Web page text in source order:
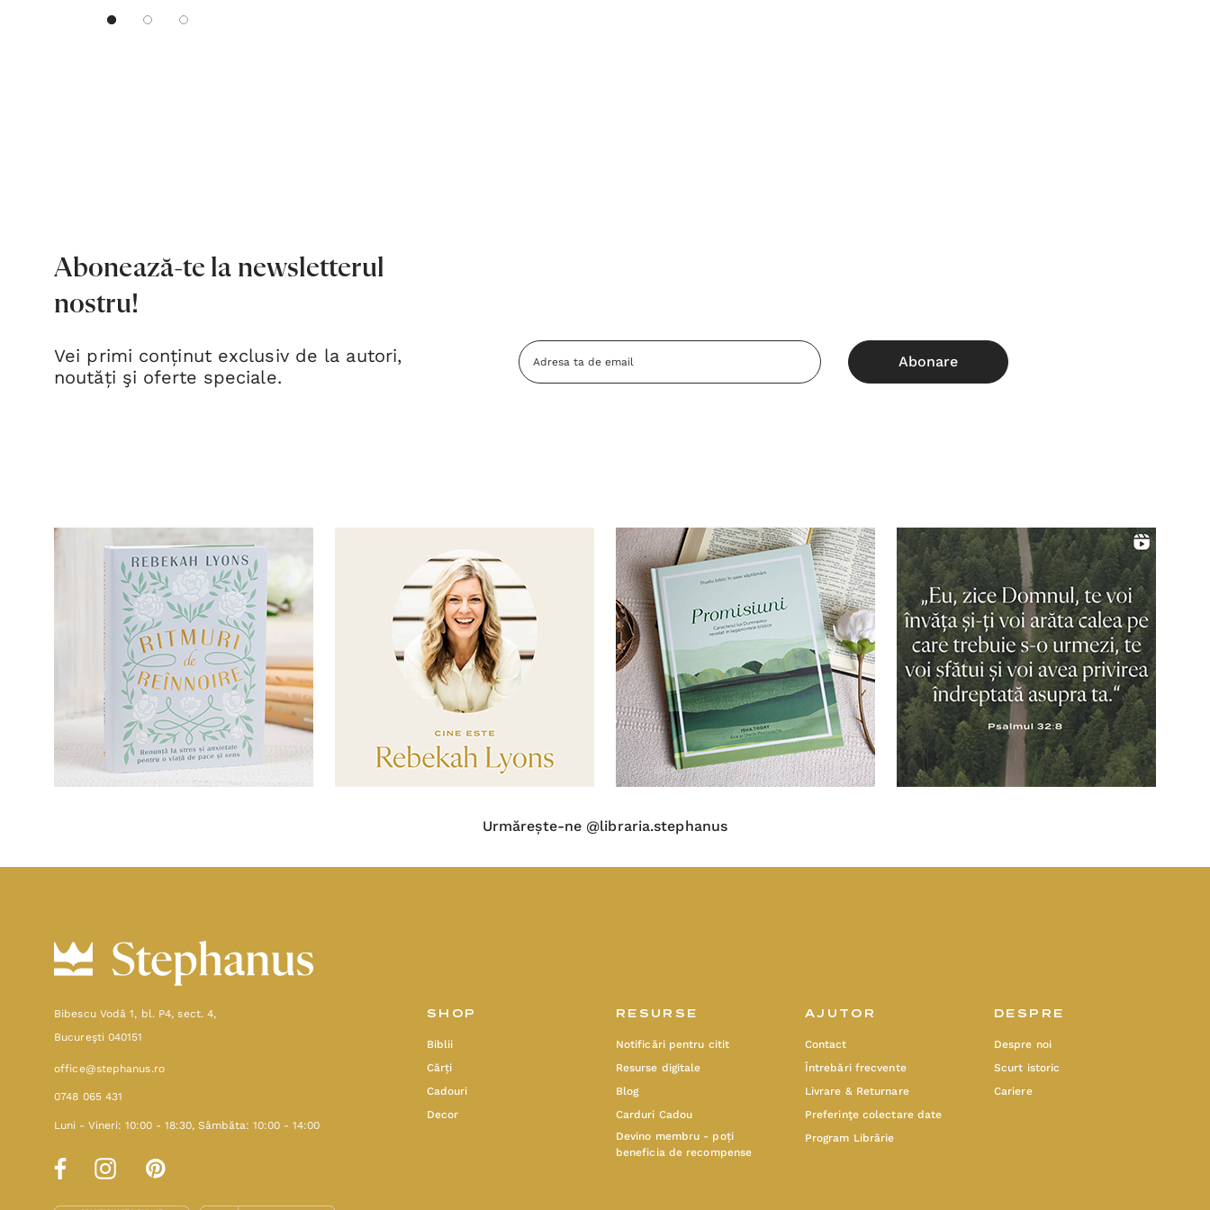
Abonează-te la newsletterul
nostru!
Vei primi conținut exclusiv de la autori,
noutăți şi oferte speciale.
Adresa
Email
Urmărește-ne @libraria.stephanus
Bibescu Vodă 1, bl. P4, sect. 4,
Bucureşti 040151
office@stephanus.ro
0748 065 431
Luni - Vineri: 10:00 - 18:30, Sâmbăta: 10:00 - 14:00
SHOP
Biblii
Cărți
Cadouri
Decor
RESURSE
Notificări pentru citit
Resurse digitale
Blog
Carduri Cadou
Devino membru - poți
beneficia de recompense
AJUTOR
Contact
Întrebări frecvente
Livrare & Returnare
Preferinţe colectare date
Program Librărie
DESPRE
Despre noi
Scurt istoric
Cariere